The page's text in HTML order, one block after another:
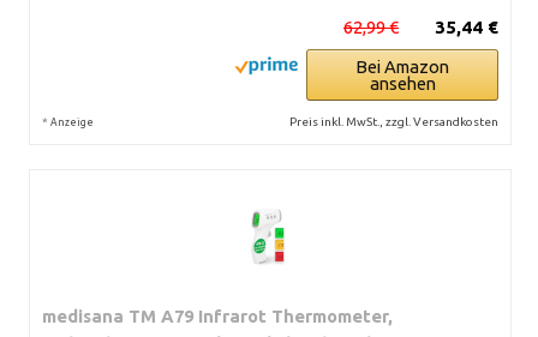
35,44 €
62,99 €
Bei Amazon
ansehen
* Anzeige Preis inkl. MwSt., zzgl. Versandkosten
medisana TM A79 Infrarot Thermometer,